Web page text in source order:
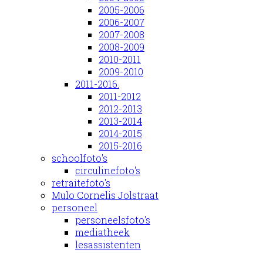
2005-2006
2006-2007
2007-2008
2008-2009
2010-2011
2009-2010
2011-2016.
2011-2012
2012-2013
2013-2014
2014-2015
2015-2016
schoolfoto's
circulinefoto's
retraitefoto's
Mulo Cornelis Jolstraat
personeel
personeelsfoto's
mediatheek
lesassistenten